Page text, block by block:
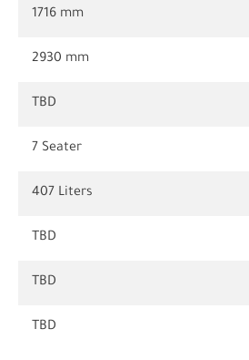
1716 mm
2930 mm
TBD
7 Seater
407 Liters
TBD
TBD
TBD